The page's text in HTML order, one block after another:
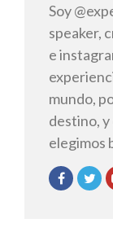
Soy
speaker,
e
mundo,
destino,
elegimos